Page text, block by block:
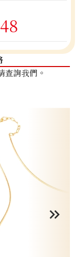
查詢我們。